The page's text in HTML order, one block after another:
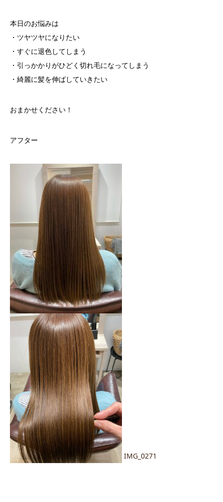
本日のお悩みは
・ツヤツヤになりたい
・すぐに退色してしまう
・引っかかりがひどく切れ毛になってしまう
・綺麗に髪を伸ばしていきたい
おまかせください！
アフター
IMG_0271